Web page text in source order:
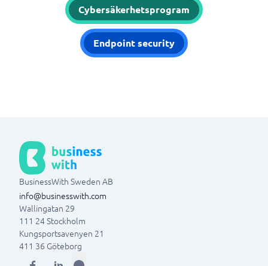
Cybersäkerhetsprogram
Endpoint security
BusinessWith Sweden AB
info@businesswith.com
Wallingatan 29
111 24Stockholm
Kungsportsavenyen 21
411 36 Göteborg